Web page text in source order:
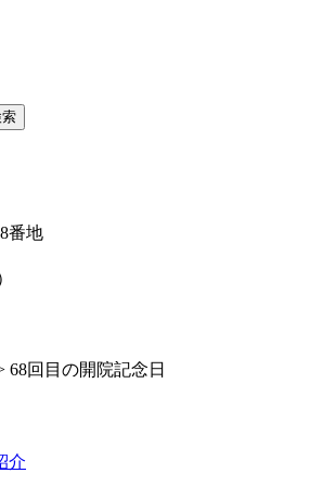
番地
68回目の開院記念日
介